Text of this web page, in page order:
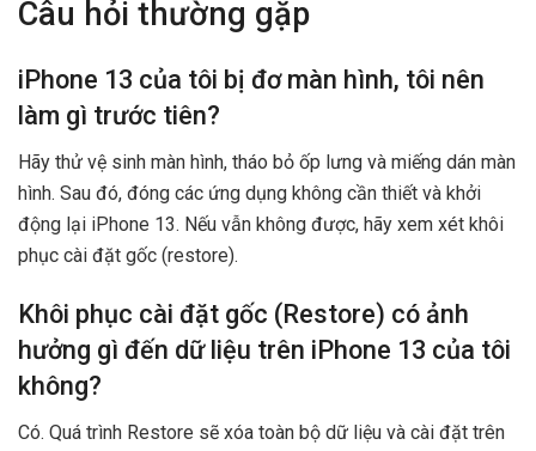
Câu hỏi thường gặp
iPhone 13 của tôi bị đơ màn hình, tôi nên
làm gì trước tiên?
Hãy thử vệ sinh màn hình, tháo bỏ ốp lưng và miếng dán màn
hình. Sau đó, đóng các ứng dụng không cần thiết và khởi
động lại iPhone 13. Nếu vẫn không được, hãy xem xét khôi
phục cài đặt gốc (restore).
Khôi phục cài đặt gốc (Restore) có ảnh
hưởng gì đến dữ liệu trên iPhone 13 của tôi
không?
Có. Quá trình Restore sẽ xóa toàn bộ dữ liệu và cài đặt trên